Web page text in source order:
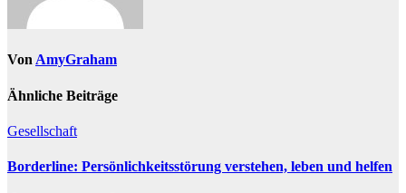
Von AmyGraham
Ähnliche Beiträge
Gesellschaft
Borderline: Persönlichkeitsstörung verstehen, leben und helfen